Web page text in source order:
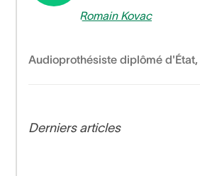
Romain Kovac
Audioprothésiste diplômé d'État,
Derniers articles